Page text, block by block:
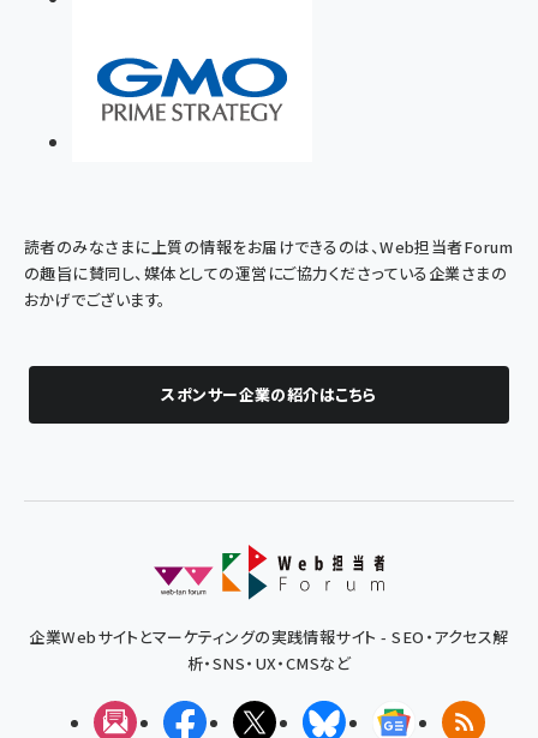
読者のみなさまに上質の情報をお届けできるのは、Web担当者Forum
の趣旨に賛同し、媒体としての運営にご協力くださっている企業さまの
おかげでございます。
スポンサー企業の紹介はこちら
企業Webサイトとマーケティングの実践情報サイト - SEO・アクセス解
析・SNS・UX・CMSなど
メルマガFacebookX(エックス)BlueskyGoogleニュ
RSS